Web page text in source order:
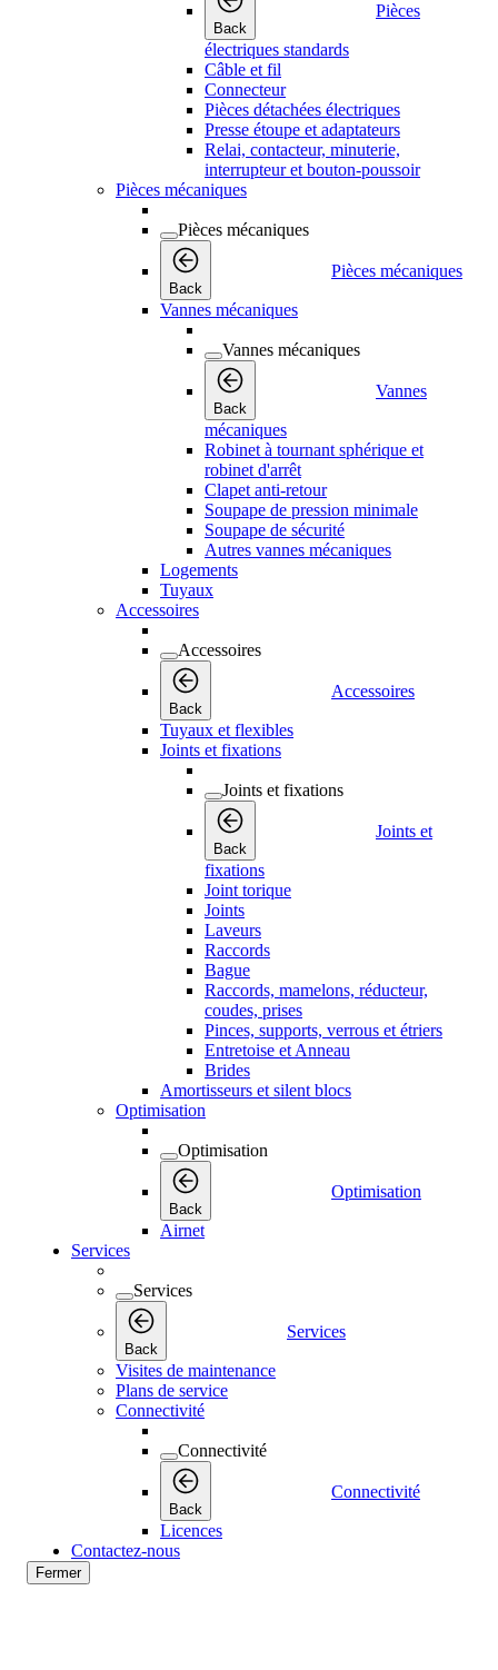
Back
Pièces
électriques standards
Câble et fil
Connecteur
Pièces détachées électriques
Presse étoupe et adaptateurs
Relai, contacteur, minuterie,
interrupteur et bouton-poussoir
Pièces mécaniques
Pièces mécaniques
Back
Pièces mécaniques
Vannes mécaniques
Vannes mécaniques
Back
Vannes
mécaniques
Robinet à tournant sphérique et
robinet d'arrêt
Clapet anti-retour
Soupape de pression minimale
Soupape de sécurité
Autres vannes mécaniques
Logements
Tuyaux
Accessoires
Accessoires
Back
Accessoires
Tuyaux et flexibles
Joints et fixations
Joints et fixations
Back
Joints et
fixations
Joint torique
Joints
Laveurs
Raccords
Bague
Raccords, mamelons, réducteur,
coudes, prises
Pinces, supports, verrous et étriers
Entretoise et Anneau
Brides
Amortisseurs et silent blocs
Optimisation
Optimisation
Back
Optimisation
Airnet
Services
Services
Back
Services
Visites de maintenance
Plans de service
Connectivité
Connectivité
Back
Connectivité
Licences
Contactez-nous
Fermer